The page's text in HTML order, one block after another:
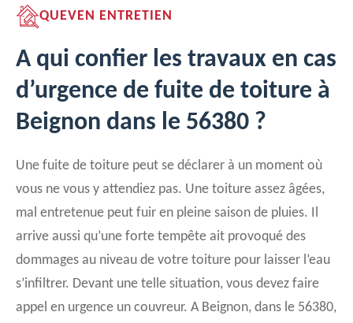
QUEVEN ENTRETIEN
A qui confier les travaux en cas
d’urgence de fuite de toiture à
Beignon dans le 56380 ?
Une fuite de toiture peut se déclarer à un moment où
vous ne vous y attendiez pas. Une toiture assez âgées,
mal entretenue peut fuir en pleine saison de pluies. Il
arrive aussi qu’une forte tempête ait provoqué des
dommages au niveau de votre toiture pour laisser l’eau
s’infiltrer. Devant une telle situation, vous devez faire
appel en urgence un couvreur. A Beignon, dans le 56380,